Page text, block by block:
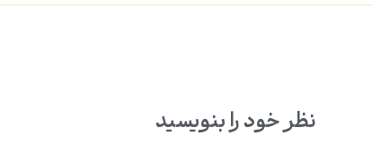
نظر خود را بنویسید